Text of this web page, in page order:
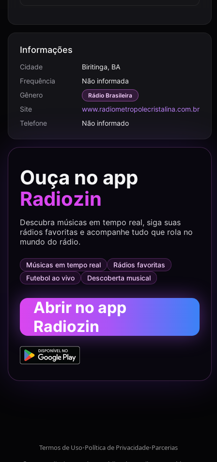
Informações
Cidade
Biritinga, BA
Frequência
Não informada
Gênero
Rádio Brasileira
Site
www.radiometropolecristalina.com.br
Telefone
Não informado
Ouça no app
Radiozin
Descubra músicas em tempo real, siga suas
rádios favoritas e acompanhe tudo que rola no
mundo do rádio.
Músicas em tempo real
Rádios favoritas
Futebol ao vivo
Descoberta musical
Abrir no app
Radiozin
Termos de Uso•Política de Privacidade•Parcerias